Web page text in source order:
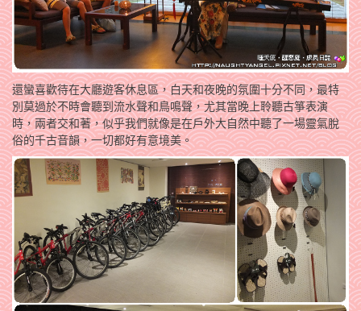
還蠻喜歡待在大廳遊客休息區，白天和夜晚的氛圍十分不同，最特
別莫過於不時會聽到流水聲和鳥鳴聲，尤其當晚上聆聽古箏表演
時，兩者交和著，似乎我們就像是在戶外大自然中聽了一場靈氣脫
俗的千古音韻，一切都好有意境美。